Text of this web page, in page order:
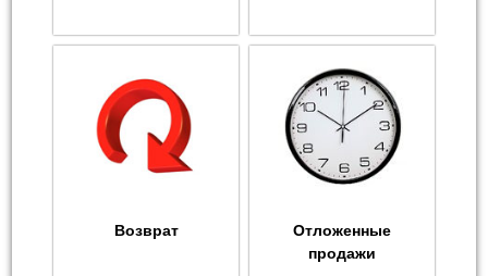
Возврат
Отложенные
продажи